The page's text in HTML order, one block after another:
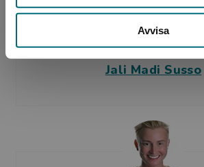
Avvisa
Författare
Jali Madi Susso